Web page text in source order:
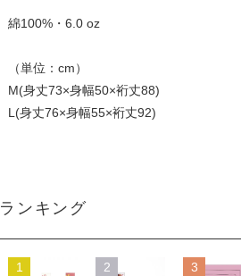
綿100%・6.0 oz
（単位：cm）
M(身丈73×身幅50×裄丈88)
L(身丈76×身幅55×裄丈92)
ランキング
1 2 3